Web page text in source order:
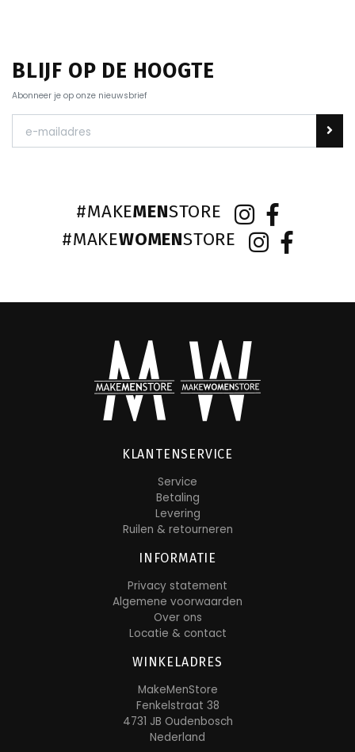
BLIJF OP DE HOOGTE
Abonneer je op onze nieuwsbrief
#MAKEMENSTORE
#MAKEWOMENSTORE
KLANTENSERVICE
Service
Betaling
Levering
Ruilen & retourneren
INFORMATIE
Privacy statement
Algemene voorwaarden
Over ons
Locatie & contact
WINKELADRES
MakeMenStore
Fenkelstraat 38
4731 JB Oudenbosch
Nederland